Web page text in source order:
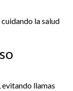
, cuidando la salud
, evitando llamas